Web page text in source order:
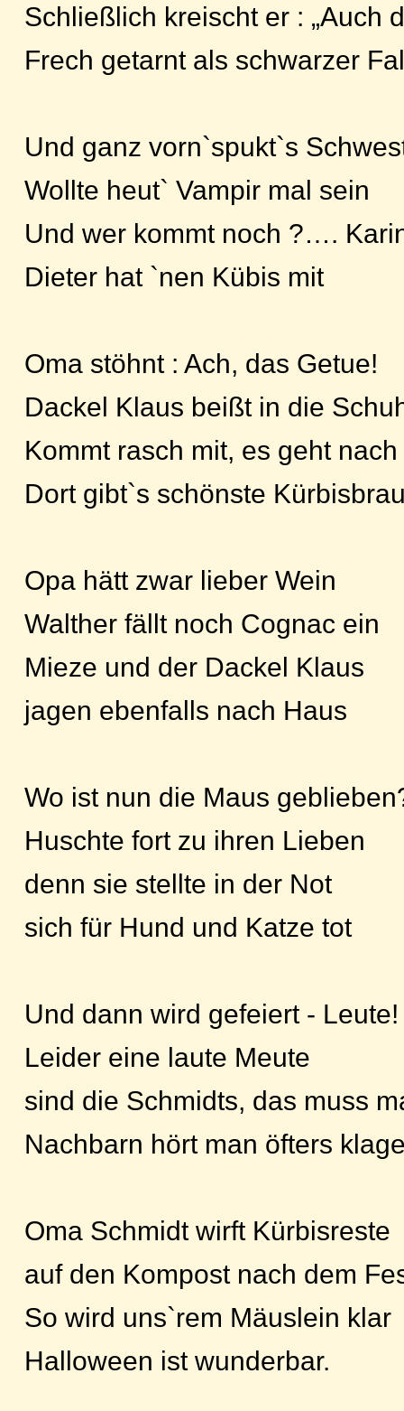
Schließlich kreischt er : „Auch
Frech getarnt als schwarzer
Und ganz vorn`spukt`s
Wollte heut` Vampir mal sein
Und wer kommt noch ?….
Dieter hat `nen Kübis mit
Oma stöhnt : Ach, das Getue!
Dackel Klaus beißt in die
Kommt rasch mit, es geht
Dort gibt`s schönste
Opa hätt zwar lieber Wein
Walther fällt noch Cognac ein
Mieze und der Dackel Klaus
jagen ebenfalls nach Haus
Wo ist nun die Maus
Huschte fort zu ihren Lieben
denn sie stellte in der Not
sich für Hund und Katze tot
Und dann wird gefeiert - Leute!
Leider eine laute Meute
sind die Schmidts, das muss
Nachbarn hört man öfters
Oma Schmidt wirft Kürbisreste
auf den Kompost nach dem
So wird uns`rem Mäuslein klar
Halloween ist wunderbar.